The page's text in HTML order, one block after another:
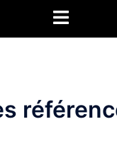
Ouvrir/fermer